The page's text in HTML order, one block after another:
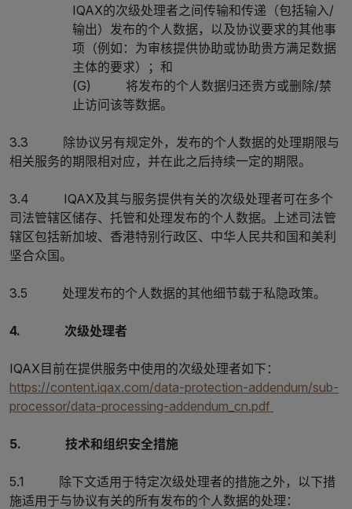
IQAX的次级处理者之间传输和传递（包括输入/
输出）发布的个人数据，以及协议要求的其他事
项（例如：为审核提供协助或协助贵方满足数据
主体的要求）；和
(G) 将发布的个人数据归还贵方或删除/禁
止访问该等数据。
3.3 除协议另有规定外，发布的个人数据的处理期限与
相关服务的期限相对应，并在此之后持续一定的期限。
3.4 IQAX及其与服务提供有关的次级处理者可在多个
司法管辖区储存、托管和处理发布的个人数据。上述司法管
辖区包括新加坡、香港特别行政区、中华人民共和国和美利
坚合众国。
3.5 处理发布的个人数据的其他细节载于私隐政策。
4. 次级处理者
IQAX目前在提供服务中使用的次级处理者如下：
https://content.iqax.com/data-protection-addendum/sub-
processor/data-processing-addendum_cn.pdf
5. 技术和组织安全措施
5.1 除下文适用于特定次级处理者的措施之外，以下措
施适用于与协议有关的所有发布的个人数据的处理：